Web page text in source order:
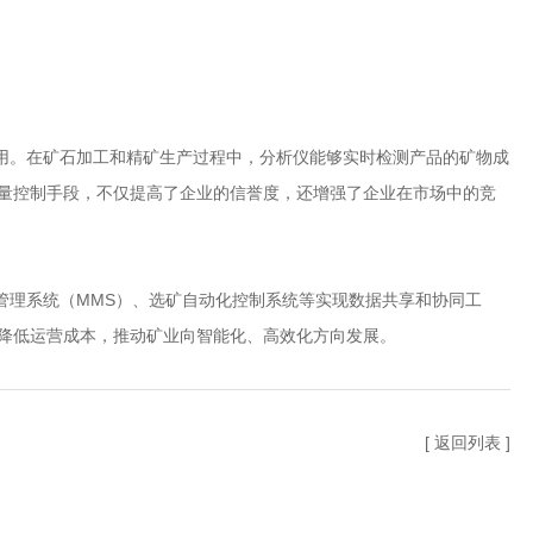
在矿石加工和精矿生产过程中，分析仪能够实时检测产品的矿物成
制手段，不仅提高了企业的信誉度，还增强了企业在市场中的竞
系统（MMS）、选矿自动化控制系统等实现数据共享和协同工
运营成本，推动矿业向智能化、高效化方向发展。
[ 返回列表 ]